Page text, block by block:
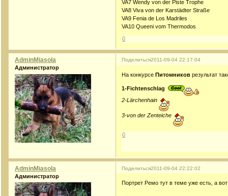
VA7 Wendy von der Piste Trophe
VA8 Viva von der Karstädter Straße
VA9 Fenia de Los Madriles
VA10 Queeni vom Thermodos
0
Поделиться2011-09-04 22:17:04
AdminMiasola
Администратор
На конкурсеПитомников результат
1-Fichtenschlag
2-Lärchenhain
3-von der Zenteiche
0
Поделиться2011-09-04 22:22:02
AdminMiasola
Администратор
Портрет Ремо тут в теме уже есть, а